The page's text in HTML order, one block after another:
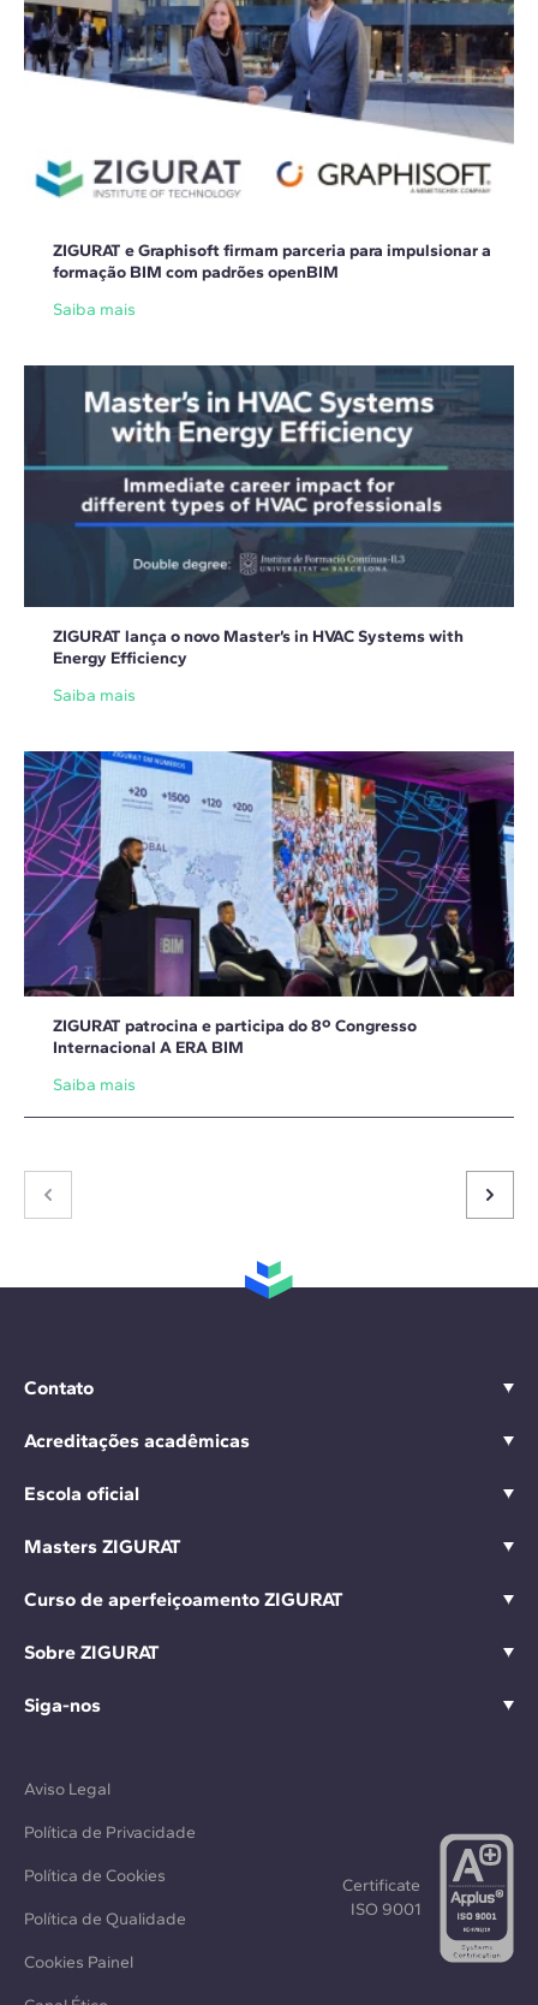
ZIGURAT e Graphisoft firmam parceria para impulsionar a
formação BIM com padrões openBIM
Saiba mais
ZIGURAT lança o novo Master’s in HVAC Systems with
Energy Efficiency
Saiba mais
ZIGURAT patrocina e participa do 8º Congresso
Internacional A ERA BIM
Saiba mais
Contato
Acreditações acadêmicas
Escola oficial
Masters ZIGURAT
Curso de aperfeiçoamento ZIGURAT
Sobre ZIGURAT
Siga-nos
Aviso Legal
Política de Privacidade
Política de Cookies
Política de Qualidade
Cookies Painel
Certificate
ISO 9001